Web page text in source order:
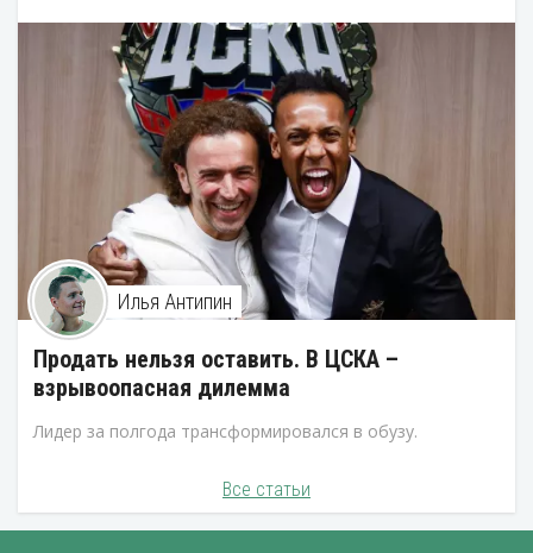
Илья Антипин
Продать нельзя оставить. В ЦСКА –
взрывоопасная дилемма
Лидер за полгода трансформировался в обузу.
Все статьи